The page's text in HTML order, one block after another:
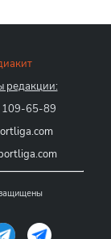
редакции:
109-65-89